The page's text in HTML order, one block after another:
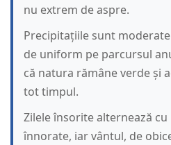
nu extrem de aspre.
Precipitațiile sunt
de uniform pe parcursul
că natura rămâne verde și
tot timpul.
Zilele însorite alternează
înnorate, iar vântul, de